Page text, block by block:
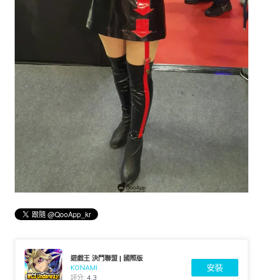
遊戲王 決鬥聯盟 | 國際版
KONAMI
評分:4.3
安裝